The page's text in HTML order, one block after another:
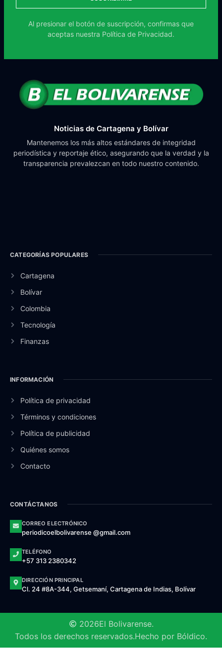
Al presionar el botón de suscripción, confirmas que
aceptas nuestra Política de Privacidad.
Noticias de Cartagena y Bolívar
Mantenemos los más altos estándares de integridad
periodística y reportaje ético, asegurando que la verdad y la
transparencia prevalezcan en todo nuestro contenido.
CATEGORÍAS POPULARES
Cartagena
Bolívar
Colombia
Tecnología
Finanzas
INFORMACIÓN
Política de privacidad
Términos y condiciones
Política de publicidad
Quiénes somos
Contacto
CONTÁCTANOS
CORREO ELECTRÓNICO
periodicoelbolivarense @gmail.com
TELÉFONO
+57 313 2380342
DIRECCIÓN PRINCIPAL
Cl. 24 #8A-344, Getsemaní, Cartagena de Indias, Bolívar
2026El Bolivarense.
Todos los derechos reservados.Hecho por Bóldico.